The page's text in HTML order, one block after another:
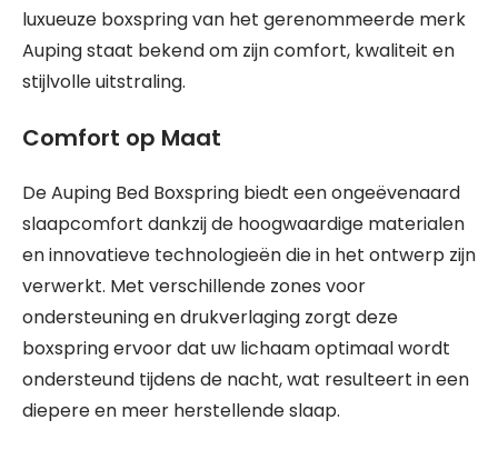
luxueuze boxspring van het gerenommeerde merk
Auping staat bekend om zijn comfort, kwaliteit en
stijlvolle uitstraling.
Comfort op Maat
De Auping Bed Boxspring biedt een ongeëvenaard
slaapcomfort dankzij de hoogwaardige materialen
en innovatieve technologieën die in het ontwerp zijn
verwerkt. Met verschillende zones voor
ondersteuning en drukverlaging zorgt deze
boxspring ervoor dat uw lichaam optimaal wordt
ondersteund tijdens de nacht, wat resulteert in een
diepere en meer herstellende slaap.